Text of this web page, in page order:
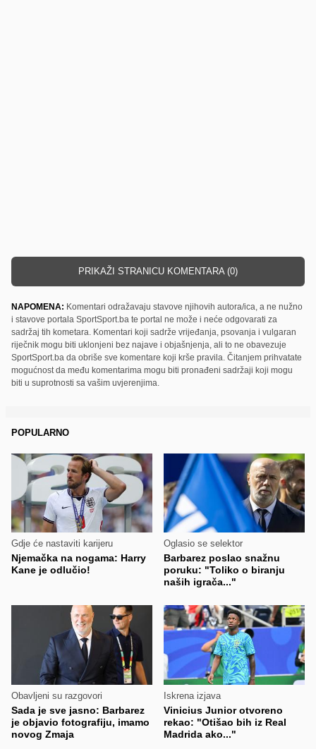
PRIKAŽI STRANICU KOMENTARA (0)
NAPOMENA: Komentari odražavaju stavove njihovih autora/ica, a ne nužno
i stavove portala SportSport.ba te portal ne može i neće odgovarati za
sadržaj tih kometara. Komentari koji sadrže vrijeđanja, psovanja i vulgaran
riječnik mogu biti uklonjeni bez najave i objašnjenja, ali to ne obavezuje
SportSport.ba da obriše sve komentare koji krše pravila. Čitanjem prihvatate
mogućnost da među komentarima mogu biti pronađeni sadržaji koji mogu
biti u suprotnosti sa vašim uvjerenjima.
POPULARNO
Gdje će nastaviti karijeru
Njemačka na nogama: Harry
Kane je odlučio!
Oglasio se selektor
Barbarez poslao snažnu
poruku: "Toliko o biranju
naših igrača..."
Obavljeni su razgovori
Sada je sve jasno: Barbarez
je objavio fotografiju, imamo
novog Zmaja
Iskrena izjava
Vinicius Junior otvoreno
rekao: "Otišao bih iz Real
Madrida ako..."